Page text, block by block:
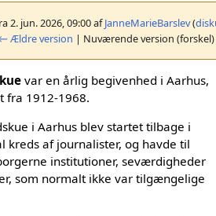
2. jun. 2026, 09:00 afJanneMarieBarslev(
Ældre version | Nuværende version
var en årlig begivenhed i Aarhus,
fra 1912-1968.
i Aarhus blev startet tilbage i
kreds af journalister, og havde til
institutioner, seværdigheder
som normalt ikke var tilgængelige